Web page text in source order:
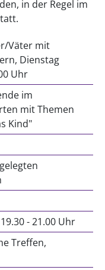
in der Regel im
Väter mit
Dienstag
Uhr
im
mit Themen
Kind"
- 21.00 Uhr
Treffen,